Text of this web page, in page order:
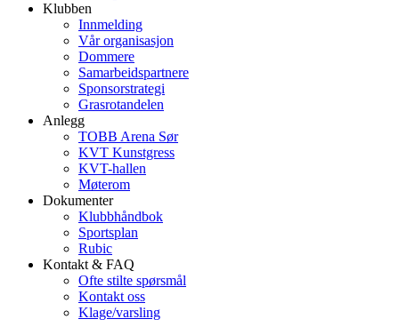
Klubben
Innmelding
Vår organisasjon
Dommere
Samarbeidspartnere
Sponsorstrategi
Grasrotandelen
Anlegg
TOBB Arena Sør
KVT Kunstgress
KVT-hallen
Møterom
Dokumenter
Klubbhåndbok
Sportsplan
Rubic
Kontakt & FAQ
Ofte stilte spørsmål
Kontakt oss
Klage/varsling